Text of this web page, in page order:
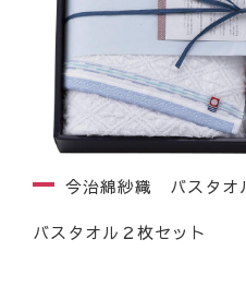
今治綿紗織 バスタオ
バスタオル２枚セット